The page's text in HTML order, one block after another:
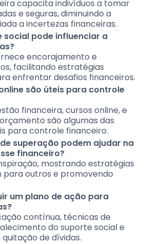
capacita indivíduos a tomar
e seguras, diminuindo a
a incertezas financeiras.
social pode influenciar a
encorajamento e
facilitando estratégias
enfrentar desafios financeiros.
são úteis para controle
financeira, cursos online, e
são algumas das
para controle financeiro.
superação podem ajudar na
financeiro?
mostrando estratégias
para outros e promovendo
um plano de ação para
contínua, técnicas de
do suporte social e
de dívidas.